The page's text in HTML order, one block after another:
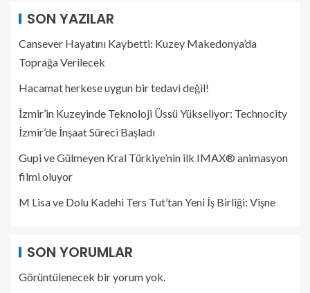
SON YAZILAR
Cansever Hayatını Kaybetti: Kuzey Makedonya’da
Toprağa Verilecek
Hacamat herkese uygun bir tedavi değil!
İzmir’in Kuzeyinde Teknoloji Üssü Yükseliyor: Technocity
İzmir’de İnşaat Süreci Başladı
Gupi ve Gülmeyen Kral Türkiye’nin ilk IMAX® animasyon
filmi oluyor
M Lisa ve Dolu Kadehi Ters Tut’tan Yeni İş Birliği: Vişne
SON YORUMLAR
Görüntülenecek bir yorum yok.